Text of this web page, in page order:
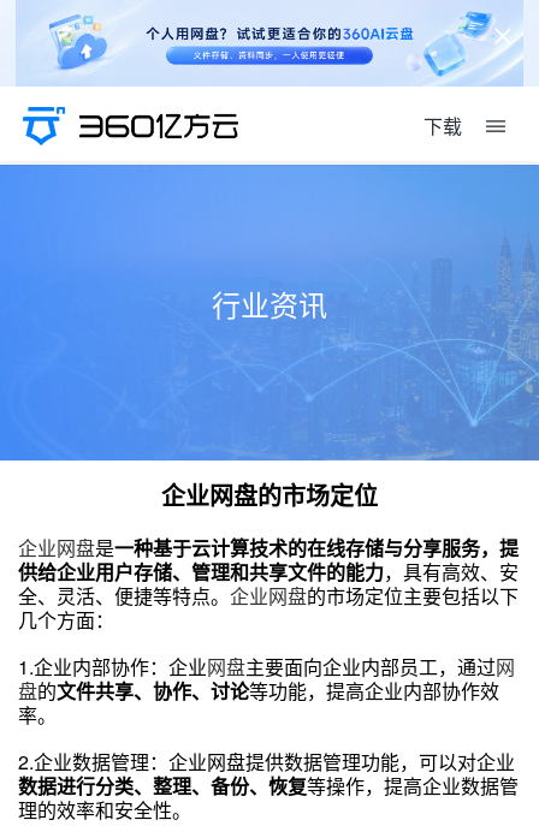
下载
行业资讯
企业网盘的市场定位
企业网盘是一种基于云计算技术的在线存储与分享服务，提
供给企业用户存储、管理和共享文件的能力，具有高效、安
全、灵活、便捷等特点。 企业网盘的市场定位主要包括以下
几个方面：
1.企业内部协作：企业网盘主要面向企业内部员工，通过网
盘的文件共享、协作、讨论等功能，提高企业内部协作效
率。
2.企业数据管理：企业网盘提供数据管理功能，可以对企业
数据进行分类、整理、备份、恢复等操作，提高企业数据管
理的效率和安全性。